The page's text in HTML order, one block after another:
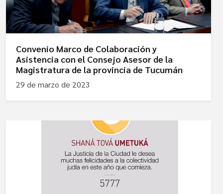
Convenio Marco de Colaboración y
Asistencia con el Consejo Asesor de la
Magistratura de la provincia de Tucumán
29 de marzo de 2023